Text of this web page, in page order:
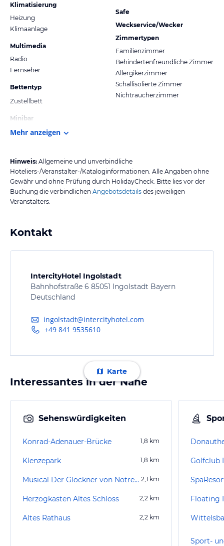
Klimatisierung
Heizung
Klimaanlage
Multimedia
Radio
Fernseher
Bettentyp
Zustellbett
Minibar
Safe
Weckservice/Wecker
Zimmertypen
Familienzimmer
Behindertenfreundliche Zimmer
Allergikerzimmer
Schallisolierte Zimmer
Nichtraucherzimmer
Mehr anzeigen
Hinweis: Allgemeine und unverbindliche
Hoteliers-/Veranstalter-/Kataloginformationen. Alle Angaben ohne
Gewähr und ohne Prüfung durch HolidayCheck. Bitte lies vor der
Buchung die verbindlichen Angebotsdetails des jeweiligen
Veranstalters.
Kontakt
IntercityHotel Ingolstadt
Bahnhofstraße 6 85051 Ingolstadt Bayern
Deutschland
ingolstadt@intercityhotel.com
+49 841 9535610
Karte
Interessantes in der Nähe
Sehenswürdigkeiten
Konrad-Adenauer-Brücke 1,8 km
Klenzepark 1,8 km
Musical Der Glöckner von Notre Dame 2,1 km
Herzogkasten Altes Schloss 2,2 km
Altes Rathaus 2,2 km
Golfclub
Floating
Sport-